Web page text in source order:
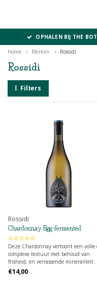
OPHALEN BIJ THE
Home Merken Rossidi
Rossidi
Filters
Rossidi
Chardonnay Egg-fermented
Deze Chardonnay vertoont een volle
complexe textuur met behoud van
frisheid, en verrassende mineraliteit.
te wijten aan de rijping in betonnen ei
waardoor de wijn in beweging blijft,
€14,00